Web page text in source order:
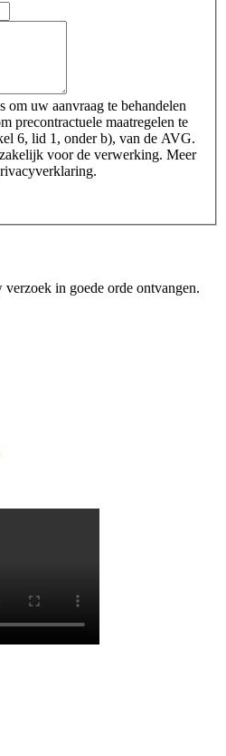
uw aanvraag te behandelen
precontractuele maatregelen te
6, lid 1, onder b), van de AVG.
voor de verwerking. Meer
in goede orde ontvangen.